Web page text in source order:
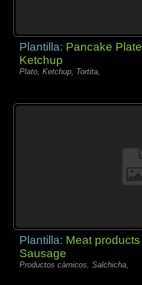
Plantilla: Pancake Plate
Ketchup
Plato, Ketchup, Tortita,
Plantilla: Meat products
Sausage
Productos càrnicos, Salchicha,